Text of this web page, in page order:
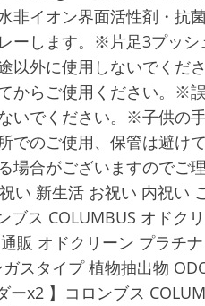
非イオン界面活性剤・抗
します。※片足3プッシ
以外に使用しないでくだ
からご使用ください。※
いでください。※子供の
でのご使用、保管は避け
合がございますのでご
い 新生活 お祝い 内祝い
ス COLUMBUS オドク
販 オドクリーン プラチ
スタイプ 植物抽出物
x2 】コロンブス